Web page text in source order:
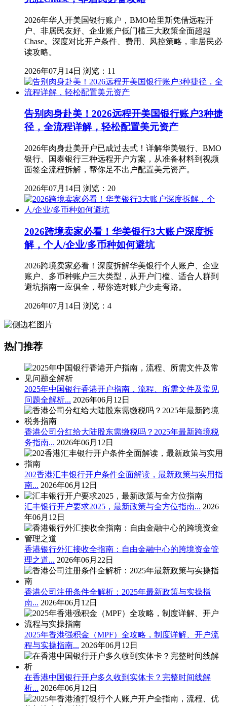
2026年华人开美国银行账户，BMO哈里斯凭借远程开
户、非居民友好、企业账户低门槛三大政策全面超越
Chase。深度对比开户条件、费用、风控策略，非居民必
读攻略。
2026年07月14日 浏览：11
告别肉身赴美！2026远程开美国银行账户3种捷
径，全流程详解，轻松配置美元资产
2026年肉身赴美开户已成过去式！详解华美银行、BMO
银行、国泰银行三种远程开户方案，从准备材料到视频
面签全流程拆解，帮你足不出户配置美元资产。
2026年07月14日 浏览：20
2026跨境卖家必看！华美银行3大账户深度拆
解，个人/企业/多币种如何避坑
2026跨境卖家必看！深度拆解华美银行个人账户、企业
账户、多币种账户三大类型，从开户门槛、适合人群到
避坑指南一应俱全，帮你选对账户少走弯路。
2026年07月14日 浏览：4
热门推荐
2025年中国银行香港开户指南，流程、所需文件及常见
问题全解析... 2026年06月12日
香港公司分红给大陆股东需缴税吗？2025年最新跨境税
务指南... 2026年06月12日
202香港汇丰银行开户条件全面解读，最新政策与实用指
南... 2026年06月12日
汇丰银行开户要求2025，最新政策与全方位指南... 2026
年06月12日
香港银行外汇接收全指南：自由金融中心的跨境资金管
理之道... 2026年06月22日
香港公司注册条件全解析：2025年最新政策与实操指
南... 2026年06月12日
2025年香港强积金（MPF）全攻略，制度详解、开户流
程与实操指南... 2026年06月12日
在香港中国银行开户多久收到实体卡？完整时间线解
析... 2026年06月12日